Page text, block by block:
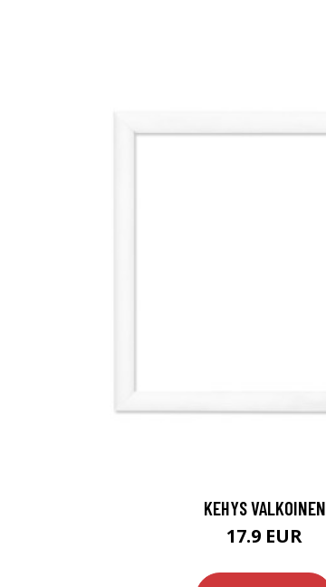
KEHYS VALKOINEN
17.9 EUR